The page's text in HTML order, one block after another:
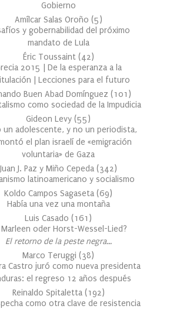
Gobierno
Amílcar Salas Oroño (5)
y gobernabilidad del próximo
mandato de Lula
Éric Toussaint (42)
2015 | De la esperanza a la
| Lecciones para el futuro
Buen Abad Domínguez (101 )
como sociedad de la Impudicia
Gideon Levy (55)
un adolescente, y no un periodista,
el plan israelí de «emigración
voluntaria» de Gaza
Juan J. Paz y Miño Cepeda (342)
latinoamericano y socialismo
Koldo Campos Sagaseta (69)
Había una vez una montaña
Luis Casado (161 )
Marleen oder Horst-Wessel-Lied?
El retorno de la peste negra…
Marco Teruggi (38)
Castro juró como nueva presidenta
el regreso 12 años después
Reinaldo Spitaletta (192)
como otra clave de resistencia